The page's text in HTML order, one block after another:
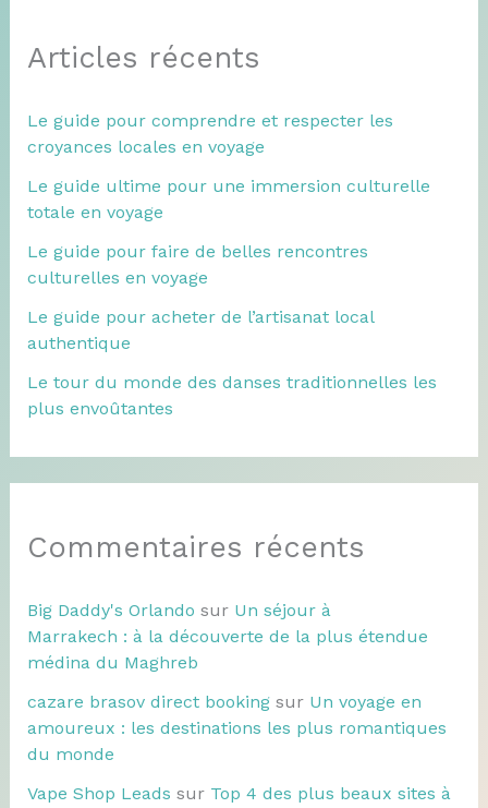
Articles récents
Le guide pour comprendre et respecter les
croyances locales en voyage
Le guide ultime pour une immersion culturelle
totale en voyage
Le guide pour faire de belles rencontres
culturelles en voyage
Le guide pour acheter de l’artisanat local
authentique
Le tour du monde des danses traditionnelles les
plus envoûtantes
Commentaires récents
Big Daddy's Orlando sur Un séjour à
Marrakech : à la découverte de la plus étendue
médina du Maghreb
cazare brasov direct bookingsur Un voyage en
amoureux : les destinations les plus romantiques
du monde
Vape Shop Leads sur Top 4 des plus beaux sites à